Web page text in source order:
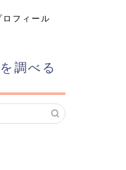
ロフィール
調べる